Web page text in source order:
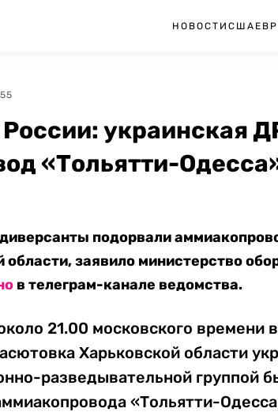
НОВОСТИ США
украинская
«Тольятти-
подорвали
области, заявило министерство
в телеграм-канале ведомства.
21.00 московского времени
Харьковской области
разведывательной группой
«Тольятти-